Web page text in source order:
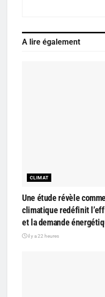
A lire également
CLIMAT
Une étude révèle
climatique redéfinit
et la demande
il y a 22 heures